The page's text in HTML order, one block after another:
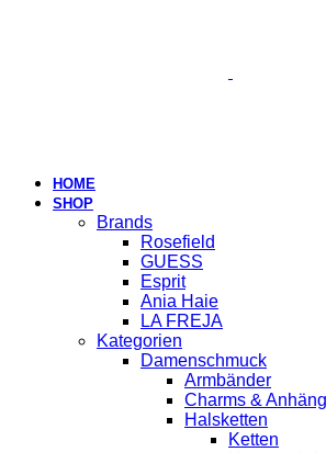
HOME
SHOP
Brands
Rosefield
GUESS
Esprit
Ania Haie
LA FREJA
Kategorien
Damenschmuck
Armbänder
Charms &
Halsketten
Ketten